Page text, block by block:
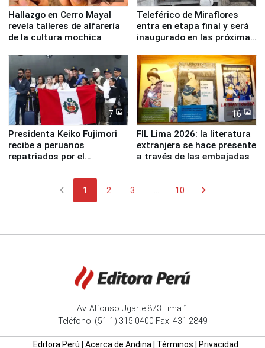
Hallazgo en Cerro Mayal
revela talleres de alfarería
de la cultura mochica
Teleférico de Miraflores
entra en etapa final y será
inaugurado en las próximas
7
Presidenta Keiko Fujimori
recibe a peruanos
repatriados por el
16
FIL Lima 2026: la literatura
extranjera se hace presente
a través de las embajadas
chevron_left 1 2 3 10 chevron_right
Av. Alfonso Ugarte 873 Lima 1
Teléfono: (51-1) 315 0400 Fax: 431 2849
Editora Perú Acerca de Andina| Términos Privacidad